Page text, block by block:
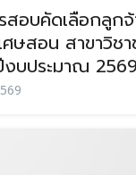
สอบคัดเลือกลูก
ษสอน สาขาวิช
งบประมาณ 2569